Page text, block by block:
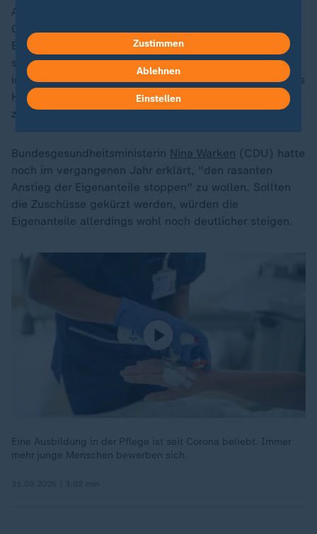
Aktuell sind die meisten Pflegebedürftigen in den
Graden 2 und 3. Weiterhin könnten Zuschüsse bei den
Eigenanteilen in Pflegeheimen gekürzt werden. Diese
sind nach der Aufenthaltsdauer gestaffelt. 15 Prozent
im ersten Jahr und 75 Prozent ab dem vierten Jahr des
Heimaufenthaltes. Nun könnten diese Zuschüsse
zeitlich gestreckt werden.
Bundesgesundheitsministerin Nina Warken (CDU) hatte
noch im vergangenen Jahr erklärt, "den rasanten
Anstieg der Eigenanteile stoppen" zu wollen. Sollten
die Zuschüsse gekürzt werden, würden die
Eigenanteile allerdings wohl noch deutlicher steigen.
Eine Ausbildung in der Pflege ist seit Corona beliebt. Immer
mehr junge Menschen bewerben sich.
Zustimmen
Ablehnen
Einstellen